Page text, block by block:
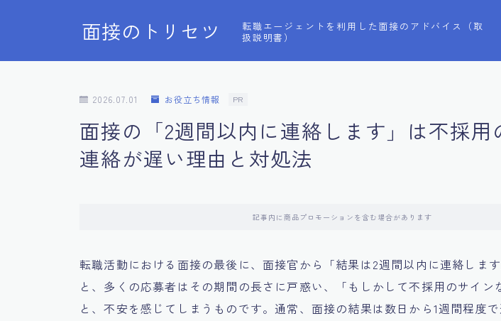
面接のトリセツ
転職エージェントを利用した面接のアドバイス（取
扱説明書）
2026.07.01 お役立ち情報 PR
面接の「2週間以内に連絡します」は不採用
連絡が遅い理由と対処法
記事内に商品プロモーションを含む場合があります
転職活動における面接の最後に、面接官から「結果は2週間以内に連絡しま
と、多くの応募者はその期間の長さに戸惑い、「もしかして不採用のサイン
と、不安を感じてしまうものです。通常、面接の結果は数日から1週間程度